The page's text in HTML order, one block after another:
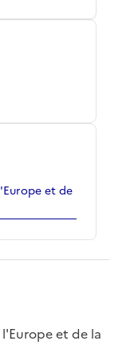
et de
et de la